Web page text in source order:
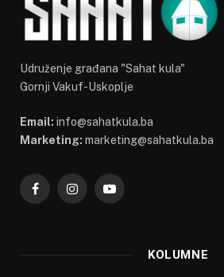
Udruženje građana "Sahat kula"
Gornji Vakuf-Uskoplje
Email: info@sahatkula.ba
Marketing: marketing@sahatkula.ba
FacebookInstagramYouTube
KOLUMNE